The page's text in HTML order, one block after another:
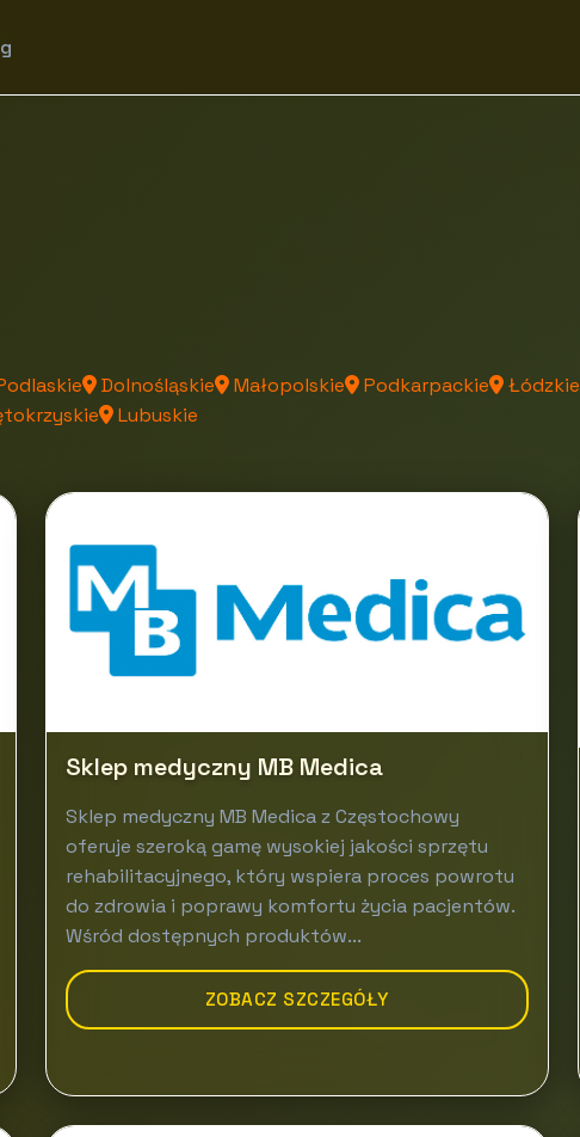
Dolnośląskie Małopolskie Podkarpackie Łódzkie
Lubuskie
Sklep medyczny MB Medica
Sklep medyczny MB Medica z Częstochowy
oferuje szeroką gamę wysokiej jakości sprzętu
rehabilitacyjnego, który wspiera proces powrotu
do zdrowia i poprawy komfortu życia pacjentów.
Wśród dostępnych produktów...
ZOBACZ SZCZEGÓŁY